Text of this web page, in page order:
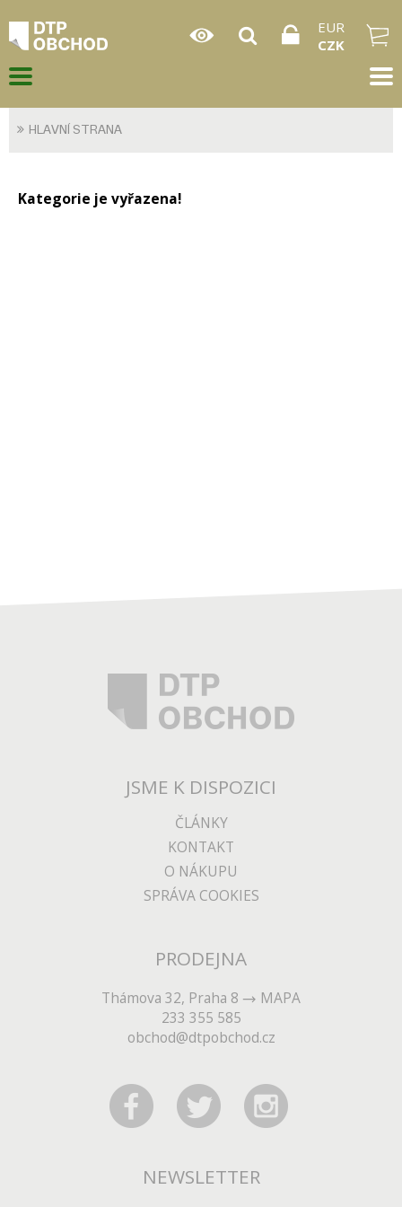
EUR
CZK
HLAVNÍ STRANA
Kategorie je vyřazena!
JSME K DISPOZICI
ČLÁNKY
KONTAKT
O NÁKUPU
SPRÁVA COOKIES
PRODEJNA
Thámova 32, Praha 8
MAPA
233 355 585
obchod@dtpobchod.cz
NEWSLETTER